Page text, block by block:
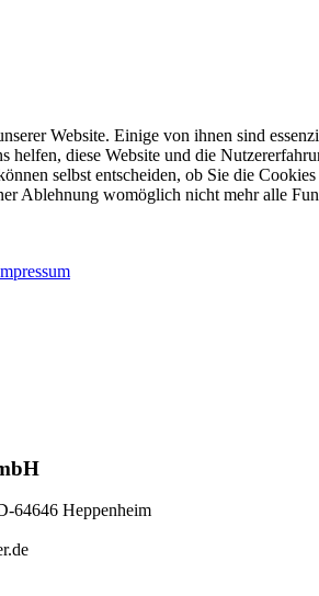
64646 Heppenheim
Website. Einige von ihnen sind
helfen, diese Website und die
selbst entscheiden, ob Sie die
Ablehnung womöglich nicht mehr alle